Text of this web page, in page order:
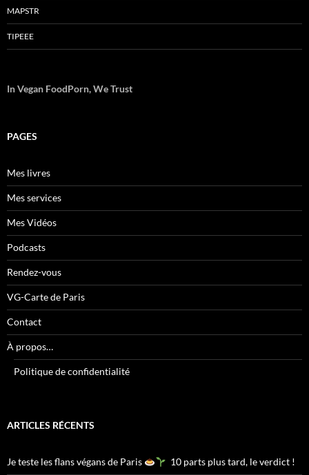
MAPSTR
TIPEEE
In Vegan FoodPorn, We Trust
PAGES
Mes livres
Mes services
Mes Vidéos
Podcasts
Rendez-vous
VG-Carte de Paris
Contact
À propos…
Politique de confidentialité
ARTICLES RÉCENTS
Je teste les flans végans de Paris 10 parts plus tard, le verdict !